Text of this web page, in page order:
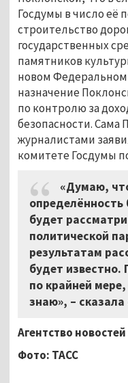
Госдумы в число её
строительство
государственных
памятников
новом
назначение
по контролю за
безопасности. Сама
журналистами
комитете Госдумы
«Думаю,
будет
политической
результатам
будет известно.
по крайней
знаю», – сказала
Агентство
Фото: ТАСС